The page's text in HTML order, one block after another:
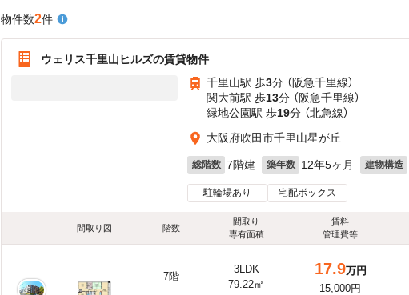
物件数2件
ウェリス千里山ヒルズの賃貸物件
千里山駅 歩3分 （阪急千里線）
関大前駅 歩13分 （阪急千里線）
緑地公園駅 歩19分 （北急線）
大阪府吹田市千里山星が丘
総階数 7階建 築年数 12年5ヶ月 建物構造
駐輪場あり 宅配ボックス
間取り図 階数
間取り
専有面積
賃料
管理費等
7階
3LDK
79.22㎡
17.9万円
15,000円